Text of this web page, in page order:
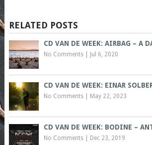
RELATED POSTS
CD VAN DE WEEK: AIRBAG – A
No Comments| Jul 6, 2020
CD VAN DE WEEK: EINAR
No Comments| May 22, 2023
CD VAN DE WEEK: BODINE –
No Comments| Dec 23, 2019